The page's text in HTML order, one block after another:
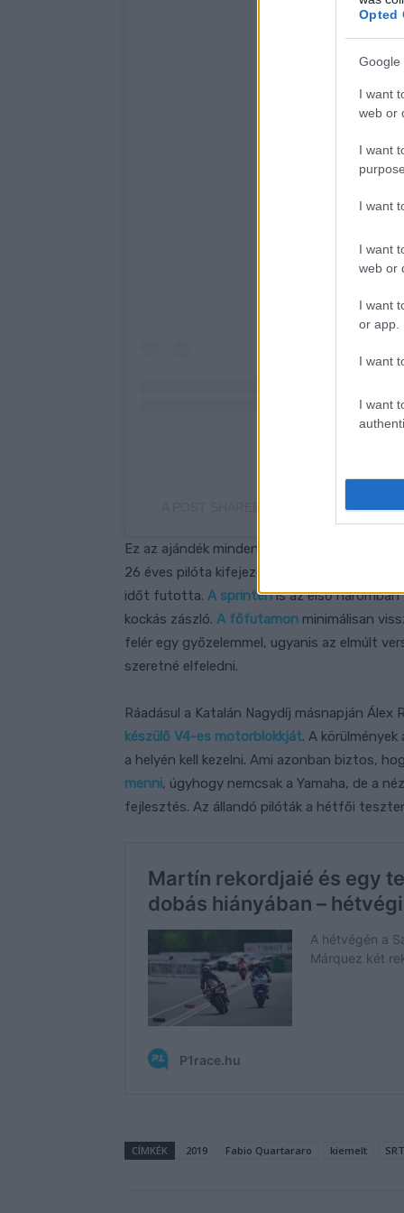
Opted
Google
I want
web or
I want
I want
I want
web or
I want
or app.
I want
I want
View this post on
A POST SHARED BY FABIO
Ez az ajándék minden bizonnyal teljessé
26 éves pilóta kifejezetten jól mozgott a
időt futotta. A sprintenis az első
kockás zászló. A főfutamon minimálisan
felér egy győzelemmel, ugyanis az elmúlt
szeretné elfeledni.
Ráadásul a Katalán Nagydíj másnapján Álex
készülő V4-es motorblokkját. A
a helyén kell kezelni. Ami azonban biztos,
menni, úgyhogy nemcsak a Yamaha, de a
fejlesztés. Az állandó pilóták a hétfői
CÍMKÉK 2019 Fabio Quartararo kiemelt SRT